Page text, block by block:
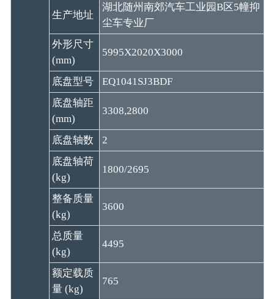
生产地址
湖北随州南郊汽车工业园B区5幢抑
尘车专业厂
外形尺寸
(mm)
5995X2020X3000
底盘型号
EQ1041SJ3BDF
底盘轴距
(mm)
3308,2800
底盘轴数
2
底盘轴荷
(kg)
1800/2695
整备质量
(kg)
3600
总质量
(kg)
4495
额定载质
量 (kg)
765